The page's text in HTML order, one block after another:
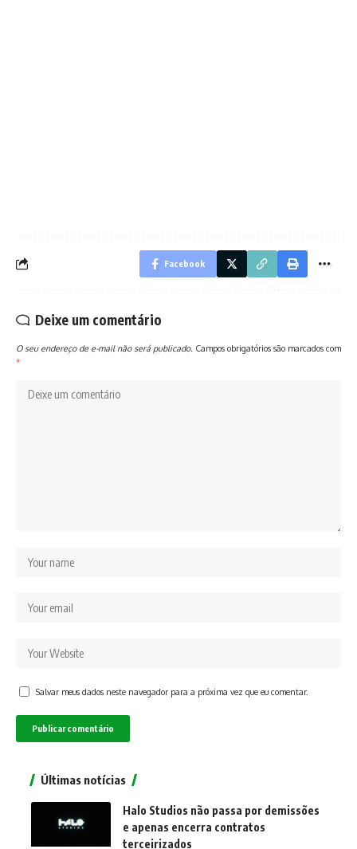
Facebook
Deixe um comentário
O seu endereço de e-mail não será publicado. Campos obrigatórios são marcados com
*
Salvar meus dados neste navegador para a próxima vez que eu comentar.
Últimas notícias
Halo Studios não passa por demissões
e apenas encerra contratos
terceirizados